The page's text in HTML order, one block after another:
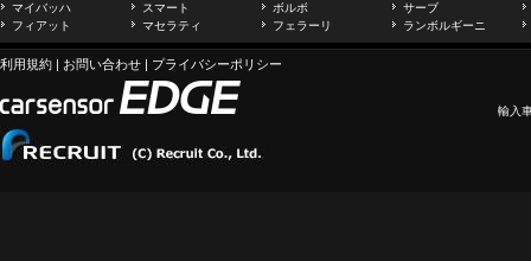
マイバッハ
スマート ボルボ
サーブ
フィアット
マセラティ フェラーリ ランボルギーニ
利用規約 | お問い合わせ | プライバシーポリシー
輸入